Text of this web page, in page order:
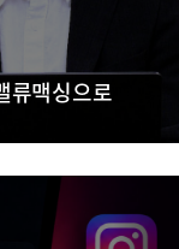
류맥싱으로